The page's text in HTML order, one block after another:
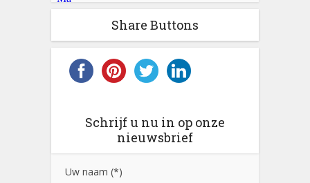
Share Buttons
Schrijf u nu in op onze
nieuwsbrief
Uw naam (*)